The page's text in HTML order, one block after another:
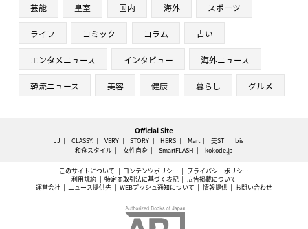
芸能 皇室 国内 海外 スポーツ
ライフ コミック コラム 占い
エンタメニュース インタビュー 海外ニュース
韓流ニュース 美容 健康 暮らし グルメ
Official Site
JJ CLASSY. VERY STORY HERS Mart 美ST
bis
和食スタイル
女性自身 SmartFLASH kokode.jp
このサイトについて コンテンツポリシー
プライバシーポリシー
利用規約
特定商取引法に基づく表記
広告掲載について
運営会社
ニュース提供先 WEBプッシュ通知について 情報提供 お問い合わせ